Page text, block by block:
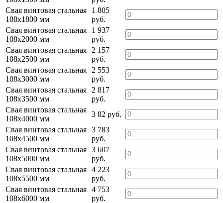
Свая винтовая стальная
108х1800 мм
1 805
руб.
Свая винтовая стальная
108х2000 мм
1 937
руб.
Свая винтовая стальная
108х2500 мм
2 157
руб.
Свая винтовая стальная
108х3000 мм
2 553
руб.
Свая винтовая стальная
108х3500 мм
2 817
руб.
Свая винтовая стальная
108х4000 мм
3 82 руб.
Свая винтовая стальная
108х4500 мм
3 783
руб.
Свая винтовая стальная
108х5000 мм
3 607
руб.
Свая винтовая стальная
108х5500 мм
4 223
руб.
Свая винтовая стальная
108х6000 мм
4 753
руб.